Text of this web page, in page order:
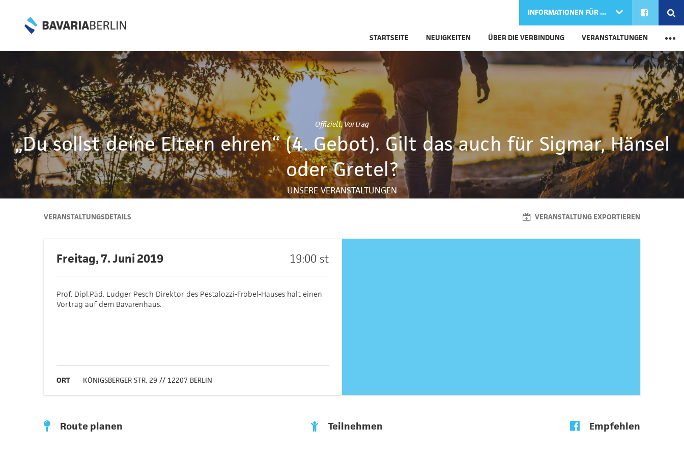
INFORMATIONEN FÜR ... FACEBOOK
STARTSEITE NEUIGKEITEN ÜBER DIE VERBINDUNG VERANSTALTUNGEN
Offiziell,Vortrag
„Du sollst deine Eltern ehren“ (4. Gebot). Gilt das auch für Sigmar, Hänsel
oder Gretel?
UNSERE VERANSTALTUNGEN
VERANSTALTUNGSDETAILS VERANSTALTUNG EXPORTIEREN
19:00 st
Freitag, 7. Juni 2019
Prof. Dipl.Päd. Ludger Pesch Direktor des Pestalozzi-Fröbel-Hauses hält einen
Vortrag auf dem Bavarenhaus.
ORT KÖNIGSBERGER STR. 29 // 12207 BERLIN
Route planen Teilnehmen Empfehlen